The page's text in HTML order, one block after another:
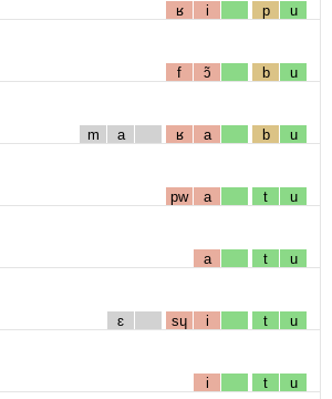
ʁ i p u
f ɔ̃ b u
m a ʁ a b u
pw a t u
a t u
ɛ sɥ i t u
i t u